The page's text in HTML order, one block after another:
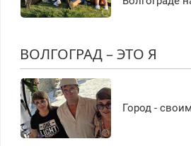
ВОЛГОГРАД – ЭТО Я
Город -